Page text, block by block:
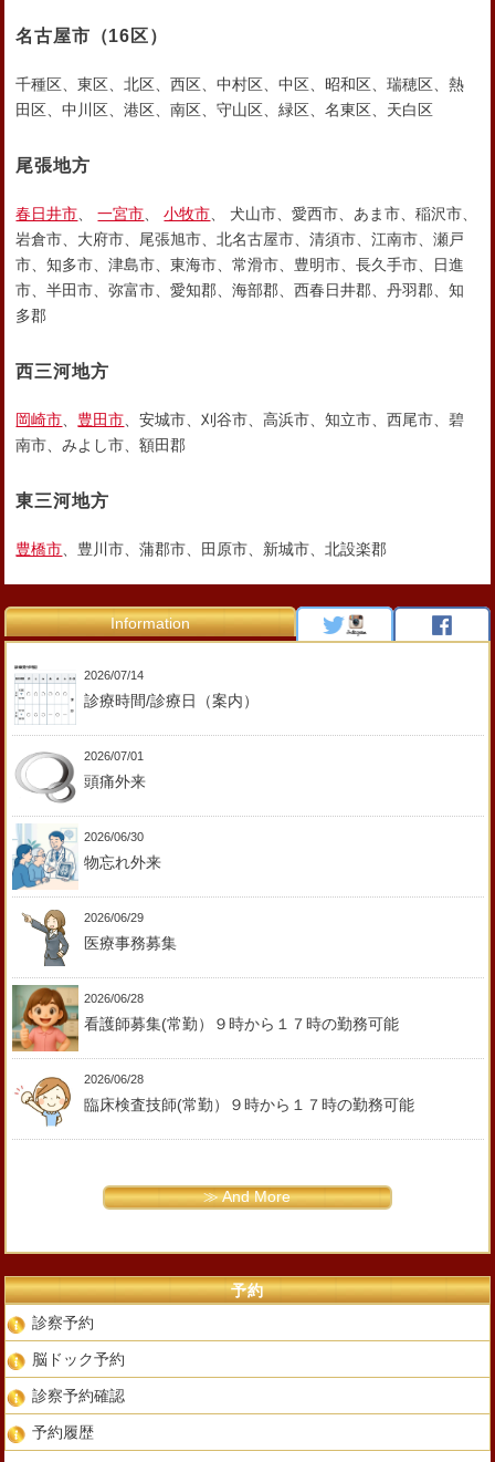
名古屋市 （16区）
千種区、東区、北区、西区、中村区、中区、昭和区、瑞穂区、熱
田区、中川区、港区、南区、守山区、緑区、名東区、天白区
尾張地方
春日井市 、一宮市 、小牧市 、 犬山市、愛西市、あま市、稲沢市、
岩倉市、大府市、尾張旭市、北名古屋市、清須市、江南市、瀬戸
市、知多市、津島市、東海市、常滑市、豊明市、長久手市、日進
市、半田市、弥富市、愛知郡、海部郡、西春日井郡、丹羽郡、知
多郡
西三河地方
岡崎市 豊田市 、安城市、刈谷市、高浜市、知立市、西尾市、碧
南市、みよし市、額田郡
東三河地方
豊橋市 、豊川市、蒲郡市、田原市、新城市、北設楽郡
Information
2026/07/14
診療時間/診療日（案内）
2026/07/01
頭痛外来
2026/06/30
物忘れ外来
2026/06/29
医療事務募集
2026/06/28
看護師募集(常勤）９時から１７時の勤務可能
2026/06/28
臨床検査技師(常勤）９時から１７時の勤務可能
≫ And More
予約
診察予約
脳ドック予約
診察予約確認
予約履歴